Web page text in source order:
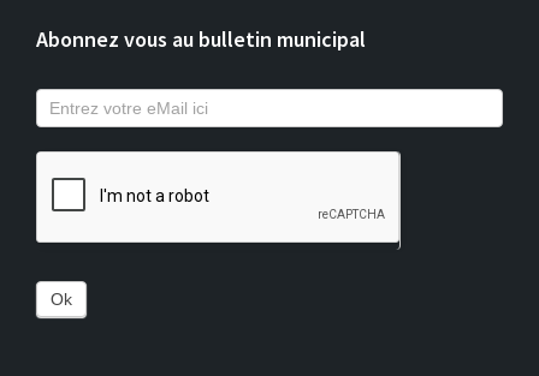
Abonnez vous au bulletin municipal
Ok